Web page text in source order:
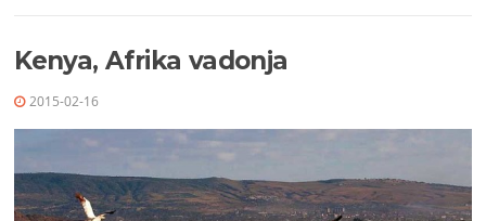
Kenya, Afrika vadonja
2015-02-16